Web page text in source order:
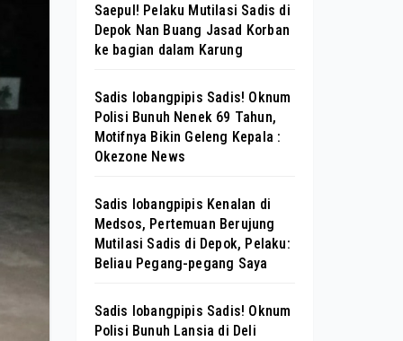
Saepul! Pelaku Mutilasi Sadis di
Depok Nan Buang Jasad Korban
ke bagian dalam Karung
Sadis lobangpipis Sadis! Oknum
Polisi Bunuh Nenek 69 Tahun,
Motifnya Bikin Geleng Kepala :
Okezone News
Sadis lobangpipis Kenalan di
Medsos, Pertemuan Berujung
Mutilasi Sadis di Depok, Pelaku:
Beliau Pegang-pegang Saya
Sadis lobangpipis Sadis! Oknum
Polisi Bunuh Lansia di Deli